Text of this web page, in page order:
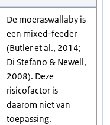
De moeraswallaby is
een mixed-feeder
(Butler et al., 2014;
Di Stefano & Newell,
2008). Deze
risicofactor is
daarom niet van
toepassing.